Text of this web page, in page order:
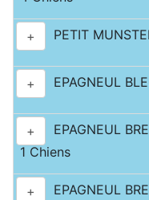
+ PETIT
+ EPAGNEUL
+
EPAGNEUL
1 Chiens
+
EPAGNEUL